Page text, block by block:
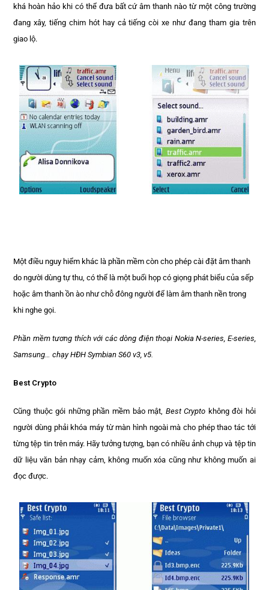
khá hoàn hảo khi có thể đưa bất cứ âm thanh nào từ một công trường
đang xây, tiếng chim hót hay cả tiếng còi xe như đang tham gia trên
giao lộ.
Một điều nguy hiểm khác là phần mềm còn cho phép cài đặt âm thanh
do người dùng tự thu, có thể là một buổi họp có giọng phát biểu của sếp
hoặc âm thanh ồn ào như chỗ đông người để làm âm thanh nền trong
khi nghe gọi.
Phần mềm tương thích với các dòng điện thoại Nokia N-series, E-series,
Samsung… chạy HĐH Symbian S60 v3, v5.
Best Crypto
Cũng thuộc gói những phần mềm bảo mật, Best Crypto không đòi hỏi
người dùng phải khóa máy từ màn hình ngoài mà cho phép thao tác tới
từng tệp tin trên máy. Hãy tưởng tượng, bạn có nhiều ảnh chụp và tệp tin
dữ liệu văn bản nhạy cảm, không muốn xóa cũng như không muốn ai
đọc được.